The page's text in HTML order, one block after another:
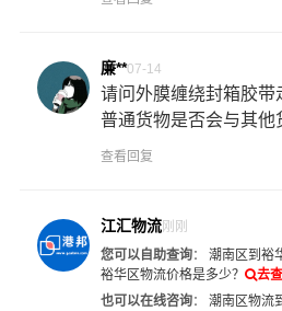
廉**07-14
请问外膜缠绕封箱胶带
普通货物是否会与其他
查看回复
江汇物流刚刚
您可以自助查询： 潮南区到裕
裕华区物流价格是多少？
去
也可以在线咨询： 潮南区物流